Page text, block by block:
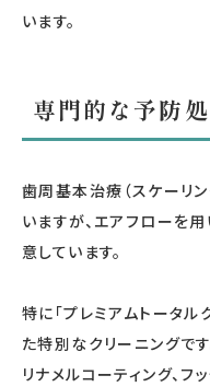
います。
専門的な予防
歯周基本治療（スケーリ
いますが、エアフローを
意しています。
特に「プレミアムトータル
た特別なクリーニングです
リナメルコーティング、フ